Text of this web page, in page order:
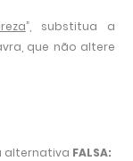
”, substitua a
que não altere
alternativa FALSA: